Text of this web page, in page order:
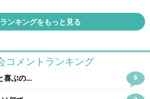
ランキングをもっと見る